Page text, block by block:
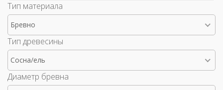
Тип материала
Бревно
Тип древесины
Сосна/ель
Диаметр бревна